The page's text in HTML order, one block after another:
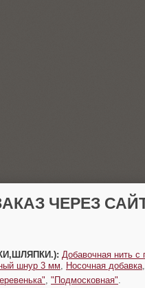
ЧЕРЕЗ САЙТ
Добавочная нить с
шнур 3 мм Носочная добавка
"Подмосковная"